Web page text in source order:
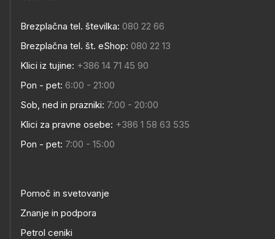
Brezplačna tel. številka: 080 22 66
Brezplačna tel. št. eShop: 080 22 13
Klici iz tujine: +386 14 71 45 90
Pon - pet: 6:00 - 21:00
Sob, ned in prazniki: 7:00 - 20:00
Klici za pravne osebe: +386 1 58 63 535
Pon - pet: 7:00 - 15:00
Pomoč in svetovanje
Znanje in podpora
Petrol ceniki